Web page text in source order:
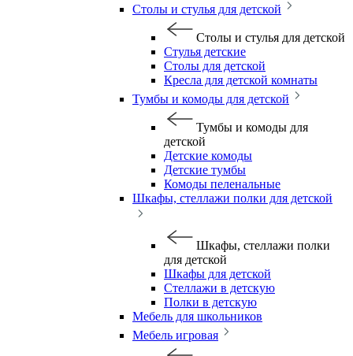
Столы и стулья для детской
Столы и стулья для детской
Стулья детские
Столы для детской
Кресла для детской комнаты
Тумбы и комоды для детской
Тумбы и комоды для
детской
Детские комоды
Детские тумбы
Комоды пеленальные
Шкафы, стеллажи полки для детской
Шкафы, стеллажи полки
для детской
Шкафы для детской
Стеллажи в детскую
Полки в детскую
Мебель для школьников
Мебель игровая